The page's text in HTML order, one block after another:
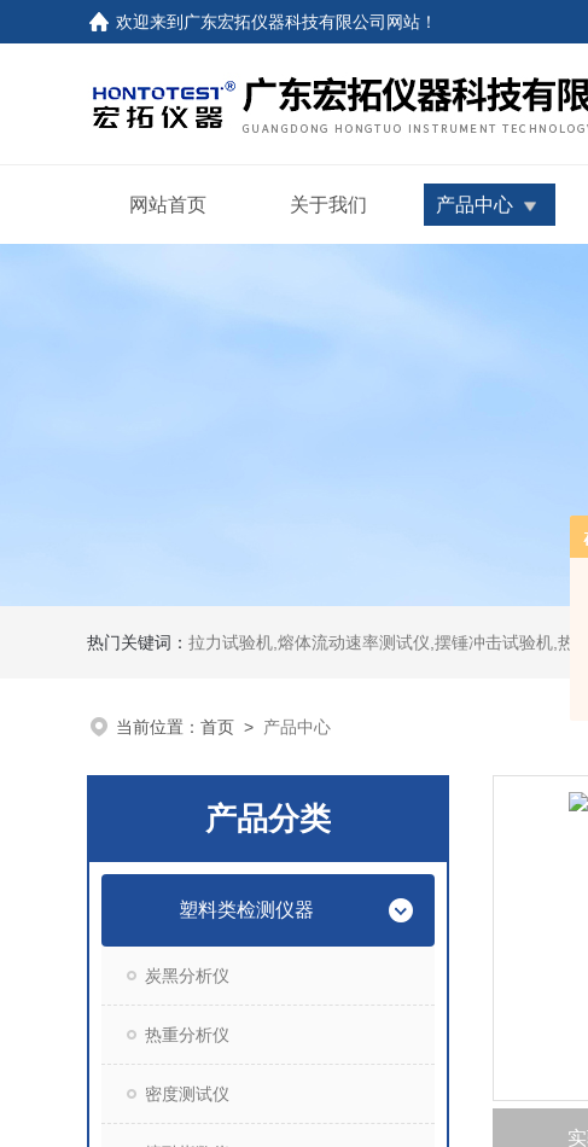
欢迎来到 广东宏拓仪器科技有限公司网站 ！
网站首页 关于我们 产品中心
热门关键词： 拉力试验机,熔体流动速率测试仪,摆锤冲击试验机,热变形维卡试验机,密度测试仪,
当前位置： 首页 > 产品中心
产品分类
塑料类检测仪器
炭黑分析仪
热重分析仪
密度测试仪